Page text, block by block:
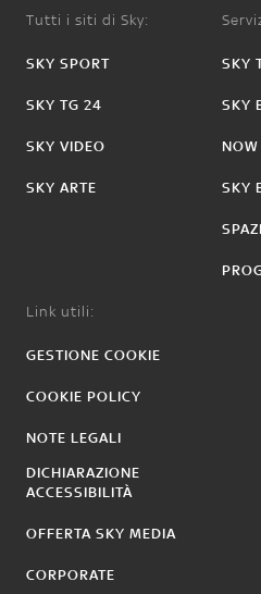
Tutti i siti di Sky:
SKY SPORT
SKY TG 24
SKY VIDEO
SKY ARTE
SKY
SKY
NOW
SKY
Link utili:
GESTIONE COOKIE
COOKIE POLICY
NOTE LEGALI
DICHIARAZIONE
ACCESSIBILITÀ
OFFERTA SKY MEDIA
CORPORATE